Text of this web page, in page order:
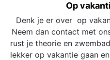
Op
Denk je er over op
Neem dan contact met
rust je theorie en
lekker op vakantie gaan